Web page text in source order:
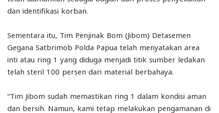
dan identifikasi korban.
Sementara itu, Tim Penjinak Bom (Jibom) Detasemen
Gegana Satbrimob Polda Papua telah menyatakan area
inti atau ring 1 yang diduga menjadi titik sumber ledakan
telah steril 100 persen dari material berbahaya.
“Tim Jibom sudah memastikan ring 1 dalam kondisi aman
dan bersih. Namun, kami tetap melakukan pengamanan di